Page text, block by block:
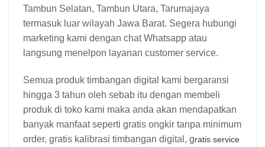
Tambun Selatan, Tambun Utara, Tarumajaya
termasuk luar wilayah Jawa Barat. Segera hubungi
marketing kami dengan chat Whatsapp atau
langsung menelpon layanan customer service.
Semua produk timbangan digital kami bergaransi
hingga 3 tahun oleh sebab itu dengan membeli
produk di toko kami maka anda akan mendapatkan
banyak manfaat seperti gratis ongkir tanpa minimum
order, gratis kalibrasi timbangan digital, gratis service